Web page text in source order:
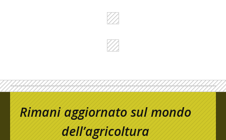
Rimani aggiornato sul mondo
dell’agricoltura